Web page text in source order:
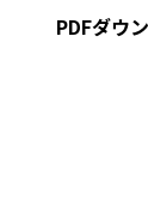
PDFダウ